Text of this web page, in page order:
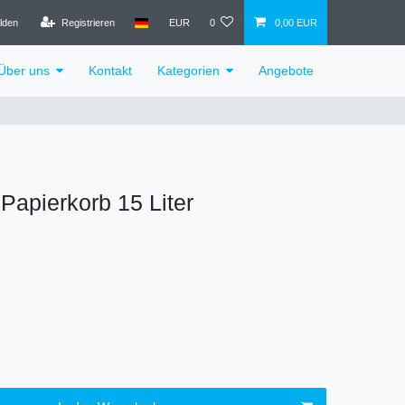
Registrieren EUR 0 0,00 EUR
uns Kontakt Kategorien Angebote
15 Liter